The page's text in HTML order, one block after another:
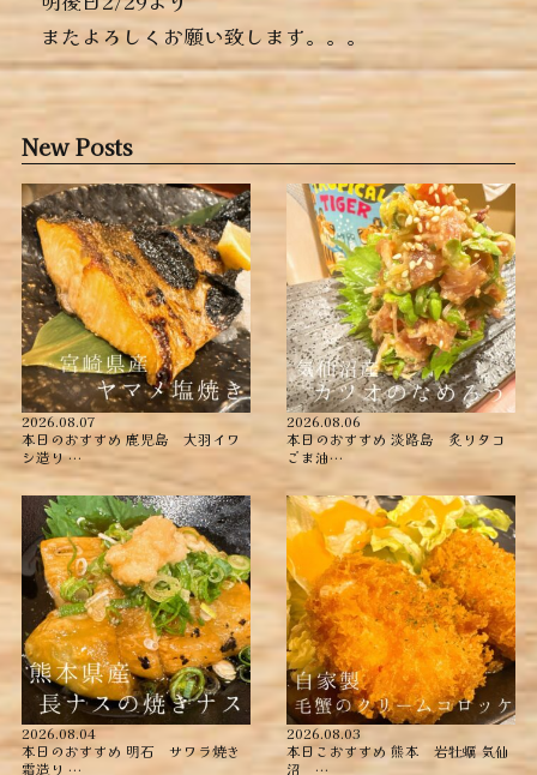
またよろしくお願い致します。。。
New Posts
2026.08.07
本日のおすすめ ︎鹿児島 大羽イワ
シ造り …
2026.08.06
本日のおすすめ ︎淡路島 炙りタコ
ごま油…
2026.08.04
本日のおすすめ ︎明石 サワラ焼き
霜造り …
2026.08.03
本日こおすすめ ︎熊本 岩牡蠣 ︎気仙
沼 …